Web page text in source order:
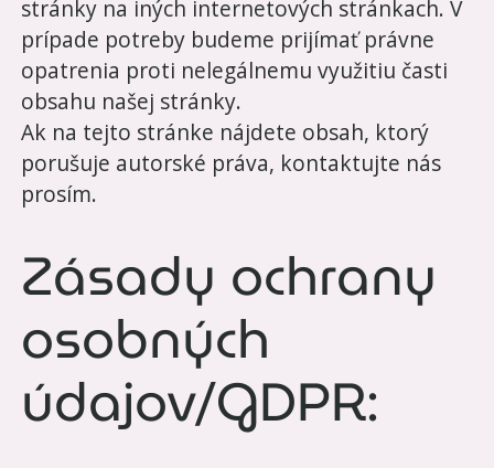
stránky na iných internetových stránkach. V
prípade potreby budeme prijímať právne
opatrenia proti nelegálnemu využitiu časti
obsahu našej stránky.
Ak na tejto stránke nájdete obsah, ktorý
porušuje autorské práva, kontaktujte nás
prosím.
Zásady ochrany
osobných
údajov/GDPR: